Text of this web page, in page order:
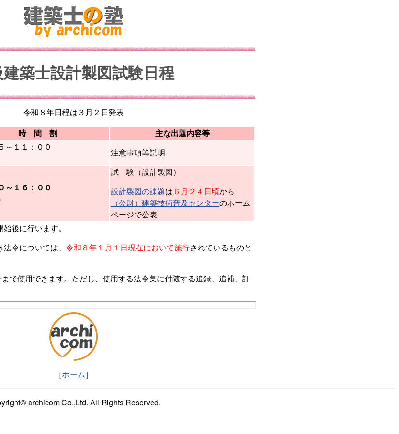
築士設計製図試験日程
令和８年日程は３月２日発表
時 間 割 主な出題内容等
～１１：００
注意事項等説明
～１６：００
試 験（設計製図）
設計製図の課題は ６月２４日頃から
（公財）建築技術普及センターのホーム
ページで公表
後に行います。
令については、 令和８年１月１日現在において施行されているものと
で使用できます。ただし、使用する法令集に付随する追録、追補、訂
［ホーム］
archicom Co.,Ltd. All Rights Reserved.